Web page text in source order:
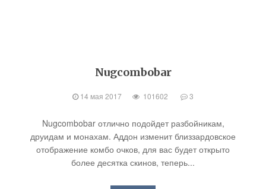
Nugcombobar
14 мая 2017 101602 3
Nugcombobar отлично подойдет разбойникам,
друидам и монахам. Аддон изменит близзардовское
отображение комбо очков, для вас будет открыто
более десятка скинов, теперь...